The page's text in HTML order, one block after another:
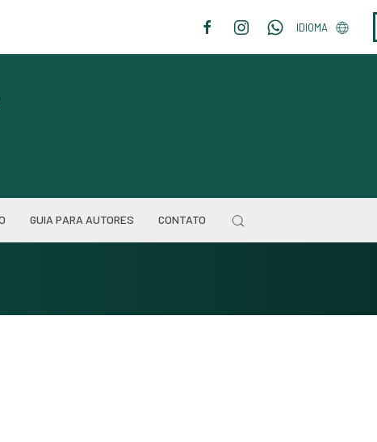
IDIOMA
GUIA PARA AUTORES CONTATO